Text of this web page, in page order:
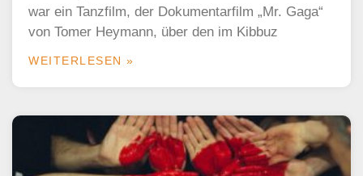
war ein Tanzfilm, der Dokumentarfilm „Mr. Gaga“
von Tomer Heymann, über den im Kibbuz
WEITERLESEN »